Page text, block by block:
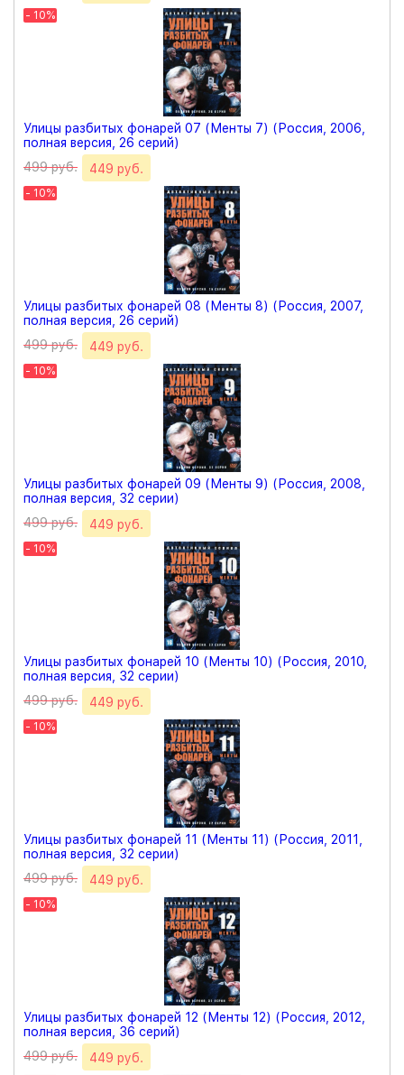
- 10%
Улицы разбитых фонарей 07 (Менты 7) (Россия, 2006,
полная версия, 26 серий)
499 руб.
449 руб.
- 10%
Улицы разбитых фонарей 08 (Менты 8) (Россия, 2007,
полная версия, 26 серий)
499 руб.
449 руб.
- 10%
Улицы разбитых фонарей 09 (Менты 9) (Россия, 2008,
полная версия, 32 серии)
499 руб.
449 руб.
- 10%
Улицы разбитых фонарей 10 (Менты 10) (Россия, 2010,
полная версия, 32 серии)
499 руб.
449 руб.
- 10%
Улицы разбитых фонарей 11 (Менты 11) (Россия, 2011,
полная версия, 32 серии)
499 руб.
449 руб.
- 10%
Улицы разбитых фонарей 12 (Менты 12) (Россия, 2012,
полная версия, 36 серий)
499 руб.
449 руб.